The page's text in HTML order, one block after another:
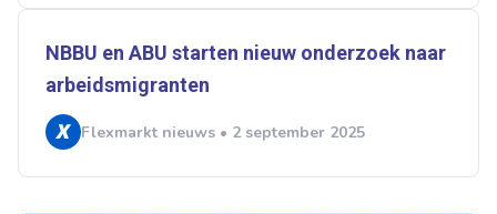
NBBU en ABU starten nieuw onderzoek naar
arbeidsmigranten
Flexmarkt nieuws • 2 september 2025
Alerts ontvangen
Artikelen zoeken